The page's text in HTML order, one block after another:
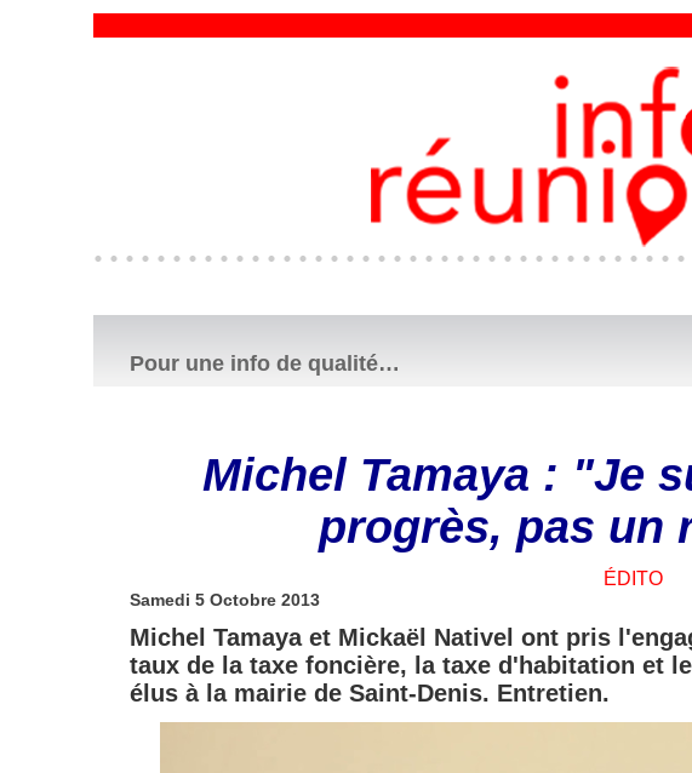
Pour une info de qualité…
Michel Tamaya : "Je
progrès, pas un
ÉDITO
Samedi 5 Octobre 2013
Michel Tamaya et Mickaël Nativel ont pris
taux de la taxe foncière, la taxe d'habitation et
élus à la mairie de Saint-Denis. Entretien.